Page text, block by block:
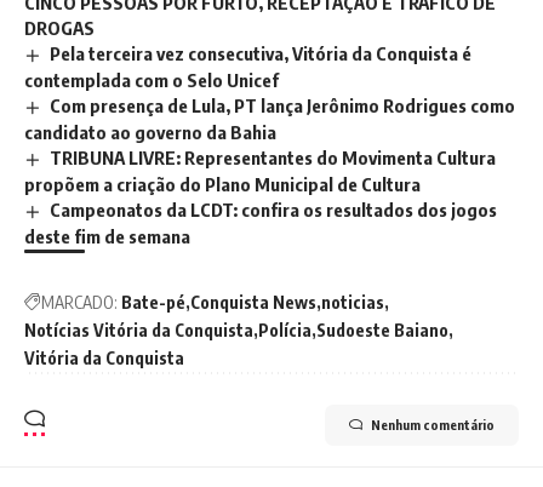
DROGAS
Pela terceira vez consecutiva, Vitória da Conquista é
contemplada com o Selo Unicef
Com presença de Lula, PT lança Jerônimo Rodrigues como
candidato ao governo da Bahia
TRIBUNA LIVRE: Representantes do Movimenta Cultura
propõem a criação do Plano Municipal de Cultura
Campeonatos da LCDT: confira os resultados dos jogos
deste fim de semana
MARCADO: Bate-pé Conquista News noticias
Notícias Vitória da Conquista Polícia Sudoeste Baiano
Vitória da Conquista
Nenhum comentário